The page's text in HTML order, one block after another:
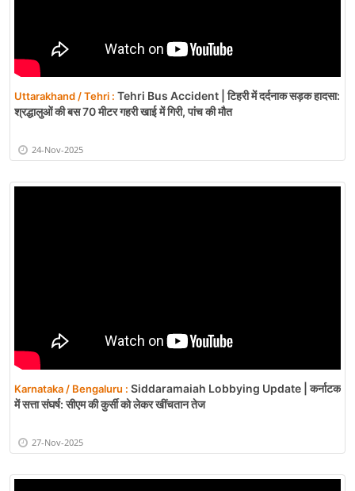
Uttarakhand / Tehri : Tehri Bus Accident | टिहरी में दर्दनाक सड़क हादसा:
श्रद्धालुओं की बस 70 मीटर गहरी खाई में गिरी, पांच की मौत
24-Nov-2025
Karnataka / Bengaluru : Siddaramaiah Lobbying Update | कर्नाटक
में सत्ता संघर्ष: सीएम की कुर्सी को लेकर खींचतान तेज
27-Nov-2025